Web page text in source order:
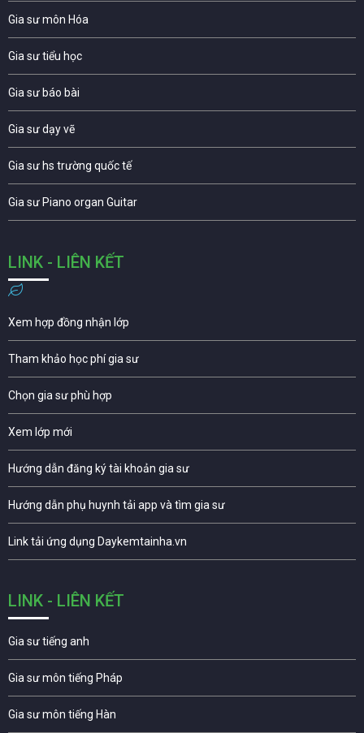
Gia sư môn Hóa
Gia sư tiểu học
Gia sư báo bài
Gia sư dạy vẽ
Gia sư hs trường quốc tế
Gia sư Piano organ Guitar
LINK - LIÊN KẾT
Xem hợp đồng nhận lớp
Tham khảo học phí gia sư
Chọn gia sư phù hợp
Xem lớp mới
Hướng dẫn đăng ký tài khoản gia sư
Hướng dẫn phụ huynh tải app và tìm gia sư
Link tải ứng dụng Daykemtainha.vn
LINK - LIÊN KẾT
Gia sư tiếng anh
Gia sư môn tiếng Pháp
Gia sư môn tiếng Hàn